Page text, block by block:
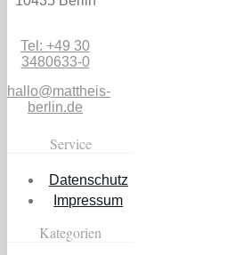
Tel: +49 30
3480633-0
hallo@mattheis-
berlin.de
Service
Datenschutz
Impressum
Kategorien